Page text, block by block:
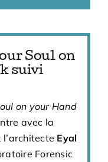
Soul on
suivi
on your Hand
avec la
l’architecte Eyal
Forensic